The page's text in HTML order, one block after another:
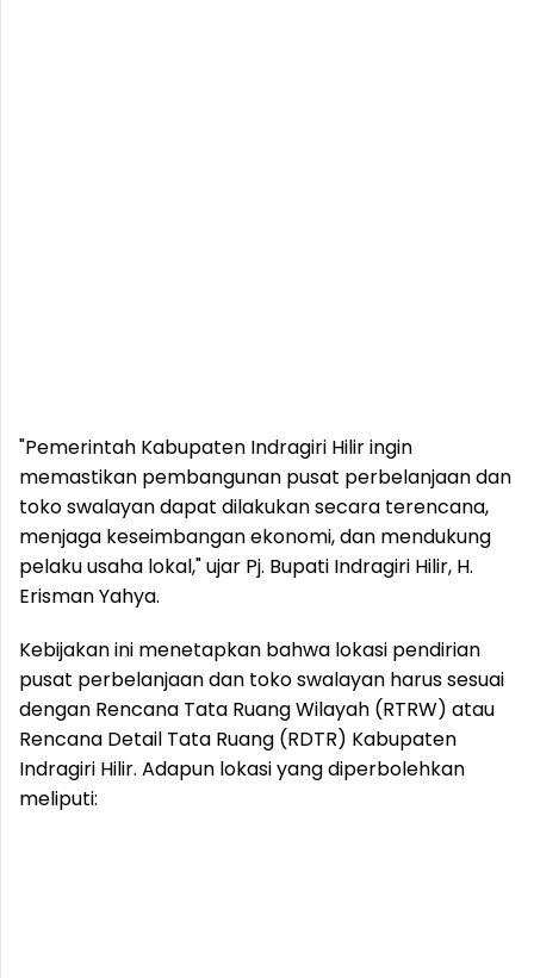
"Pemerintah Kabupaten Indragiri Hilir ingin
memastikan pembangunan pusat perbelanjaan dan
toko swalayan dapat dilakukan secara terencana,
menjaga keseimbangan ekonomi, dan mendukung
pelaku usaha lokal," ujar Pj. Bupati Indragiri Hilir, H.
Erisman Yahya.
Kebijakan ini menetapkan bahwa lokasi pendirian
pusat perbelanjaan dan toko swalayan harus sesuai
dengan Rencana Tata Ruang Wilayah (RTRW) atau
Rencana Detail Tata Ruang (RDTR) Kabupaten
Indragiri Hilir. Adapun lokasi yang diperbolehkan
meliputi: